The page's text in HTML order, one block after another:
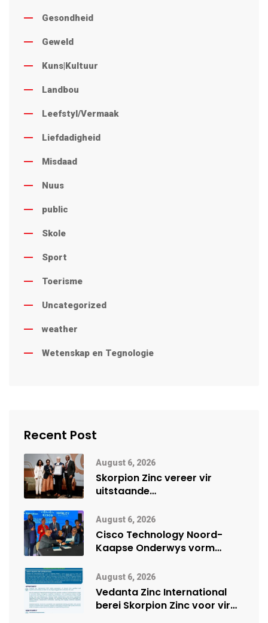
Gesondheid
Geweld
Kuns|Kultuur
Landbou
Leefstyl/Vermaak
Liefdadigheid
Misdaad
Nuus
public
Skole
Sport
Toerisme
Uncategorized
weather
Wetenskap en Tegnologie
Recent Post
August 6, 2026
Skorpion Zinc vereer vir
uitstaande
Namibië Mynbou Ekspo
August 6, 2026
Cisco Technology Noord-
Kaapse Onderwys vorm
vennootskap
August 6, 2026
Vedanta Zinc International
berei Skorpion Zinc voor vir